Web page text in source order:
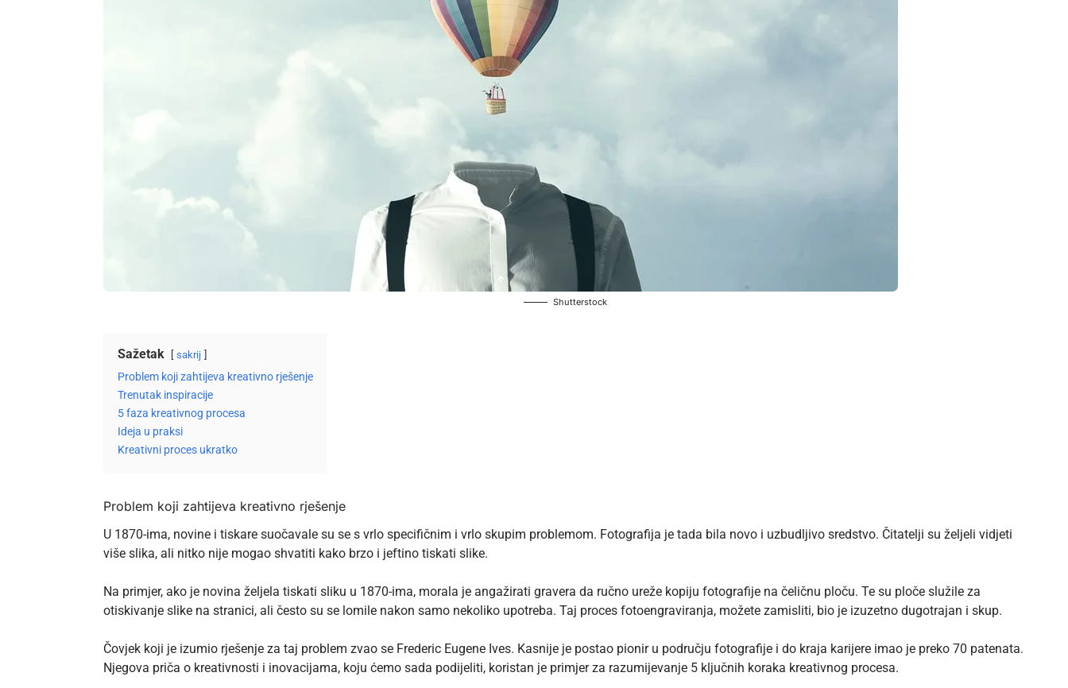
Shutterstock
Sažetak sakrij
Problem koji zahtijeva kreativno rješenje
Trenutak inspiracije
5 faza kreativnog procesa
Ideja u praksi
Kreativni proces ukratko
Problem koji zahtijeva kreativno rješenje
U 1870-ima, novine i tiskare suočavale su se s vrlo specifičnim i vrlo skupim problemom. Fotografija je tada bila novo i uzbudljivo sredstvo. Čitatelji su željeli vidjeti
više slika, ali nitko nije mogao shvatiti kako brzo i jeftino tiskati slike.
Na primjer, ako je novina željela tiskati sliku u 1870-ima, morala je angažirati gravera da ručno ureže kopiju fotografije na čeličnu ploču. Te su ploče služile za
otiskivanje slike na stranici, ali često su se lomile nakon samo nekoliko upotreba. Taj proces fotoengraviranja, možete zamisliti, bio je izuzetno dugotrajan i skup.
Čovjek koji je izumio rješenje za taj problem zvao se Frederic Eugene Ives. Kasnije je postao pionir u području fotografije i do kraja karijere imao je preko 70 patenata.
Njegova priča o kreativnosti i inovacijama, koju ćemo sada podijeliti, koristan je primjer za razumijevanje 5 ključnih koraka kreativnog procesa.